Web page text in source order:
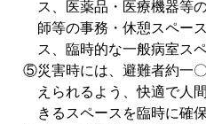
ス、医薬品・医療機器等
師等の事務・休憩スペー
ス、臨時的な一般病室ス
⑤災害時には、避難者約一
えられるよう、快適で人
きるスペースを臨時に確